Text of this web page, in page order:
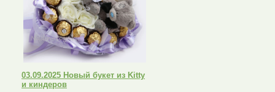
03.09.2025 Новый букет из Kitty
и киндеров